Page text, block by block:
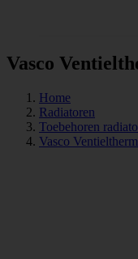
Vasco
Home
Radiatoren
Toebehoren
Vasco